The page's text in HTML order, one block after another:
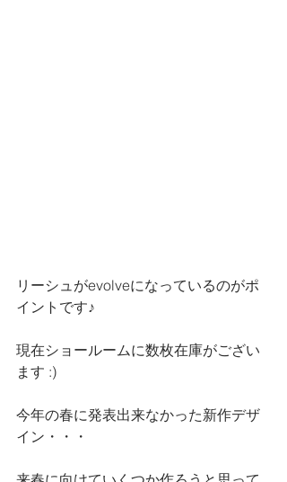
リーシュがevolveになっているのがポ
イントです♪
現在ショールームに数枚在庫がござい
ます :)
今年の春に発表出来なかった新作デザ
イン・・・